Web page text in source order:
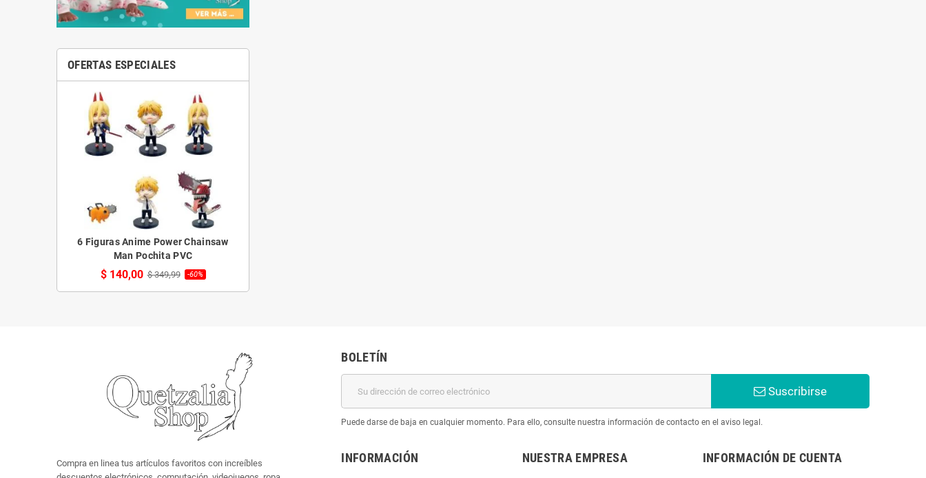
OFERTAS ESPECIALES
6 Figuras Anime Power Chainsaw
Man Pochita PVC
$ 140,00 $ 349,99 -60%
Compra en linea tus artículos favoritos con increíbles
BOLETÍN
Suscribirse
Puede darse de baja en cualquier momento. Para ello, consulte nuestra información de contacto en el aviso legal.
INFORMACIÓN NUESTRA EMPRESA INFORMACIÓN DE CUENTA